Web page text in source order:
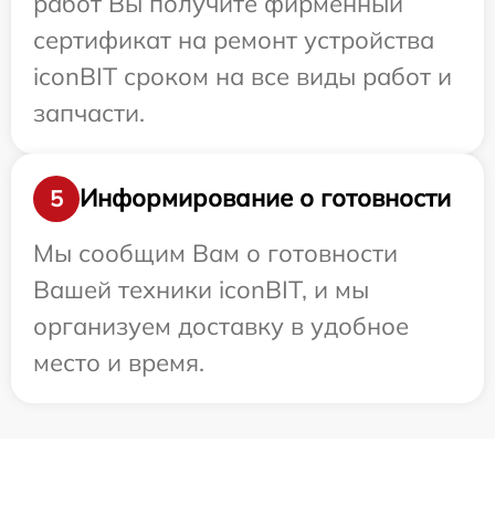
сертификат на ремонт устройства
iconBIT сроком на все виды работ и
запчасти.
5
Информирование о готовности
Мы сообщим Вам о готовности
Вашей техники iconBIT, и мы
организуем доставку в удобное
место и время.